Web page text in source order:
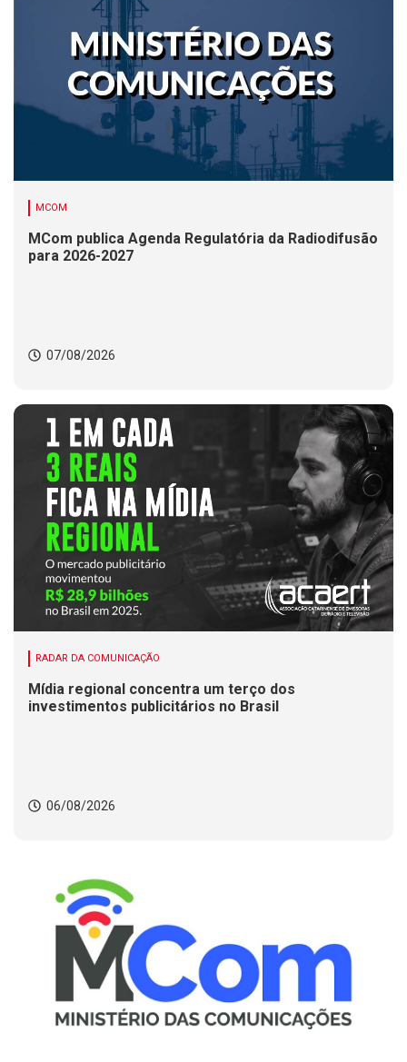
MCOM
MCom publica Agenda Regulatória da Radiodifusão
para 2026-2027
07/08/2026
RADAR DA COMUNICAÇÃO
Mídia regional concentra um terço dos
investimentos publicitários no Brasil
06/08/2026